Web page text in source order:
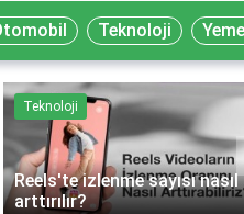
Teknoloji
Teknoloji
Reels'te izlenme sayısı nasıl
arttırılır?